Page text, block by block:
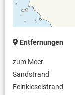
Entfernungen
zum Meer
Sandstrand
Feinkieselstrand